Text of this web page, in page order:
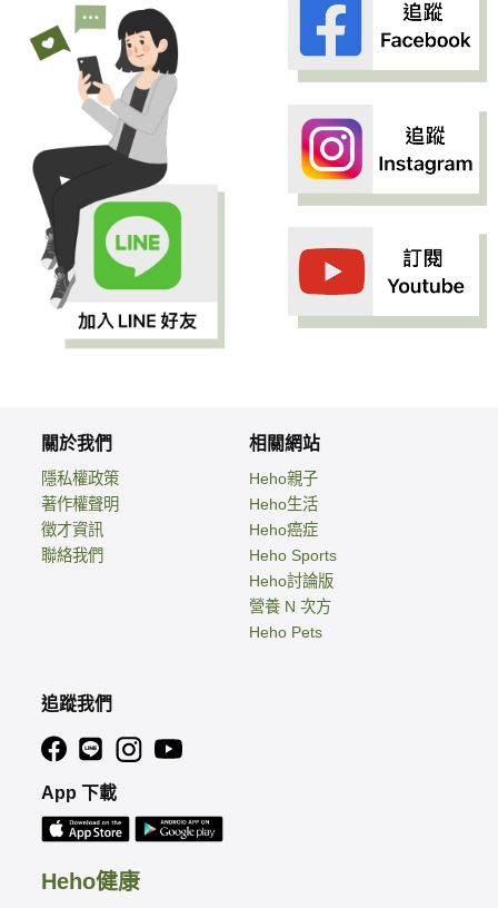
Heho健康
關於我們
隱私權政策
著作權聲明
徵才資訊
聯絡我們
相關網站
Heho親子
Heho生活
Heho癌症
Heho Sports
Heho討論版
營養 N 次方
Heho Pets
追蹤我們
App 下載